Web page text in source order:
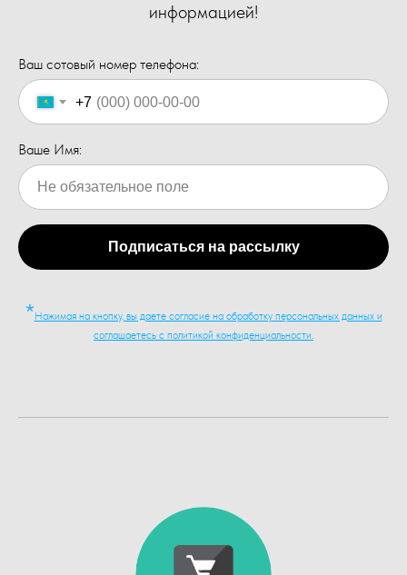
информацией!
Ваш сотовый номер телефона:
+7
Ваше Имя:
Подписаться на рассылку
*Нажимая на кнопку, вы даете согласие на обработку персональных данных и
соглашаетесь c политикой конфиденциальности.